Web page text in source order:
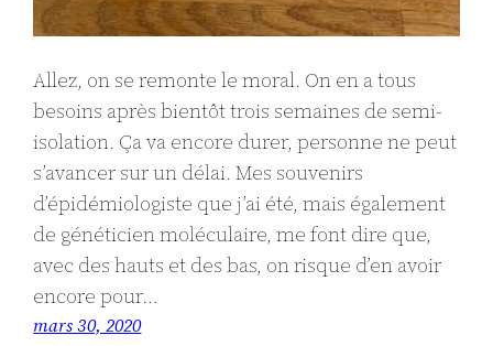
Allez, on se remonte le moral. On en a tous
besoins après bientôt trois semaines de semi-
isolation. Ça va encore durer, personne ne peut
s’avancer sur un délai. Mes souvenirs
d’épidémiologiste que j’ai été, mais également
de généticien moléculaire, me font dire que,
avec des hauts et des bas, on risque d’en avoir
encore pour…
mars 30, 2020